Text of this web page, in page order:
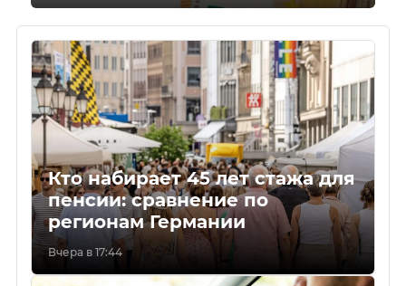
Кто набирает 45 лет стажа для
пенсии: сравнение по
регионам Германии
Вчера в 17:44